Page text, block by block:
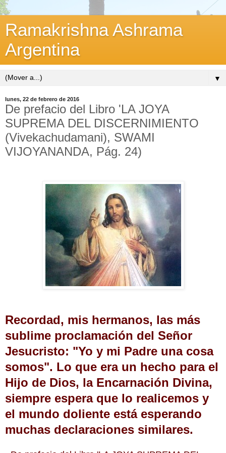
Ramakrishna Ashrama
Argentina
▼
lunes, 22 de febrero de 2016
De prefacio del Libro 'LA JOYA
SUPREMA DEL DISCERNIMIENTO
(Vivekachudamani), SWAMI
VIJOYANANDA, Pág. 24)
Recordad, mis hermanos, las más
sublime proclamación del Señor
Jesucristo: "Yo y mi Padre una cosa
somos". Lo que era un hecho para el
Hijo de Dios, la Encarnación Divina,
siempre espera que lo realicemos y
el mundo doliente está esperando
muchas declaraciones similares.